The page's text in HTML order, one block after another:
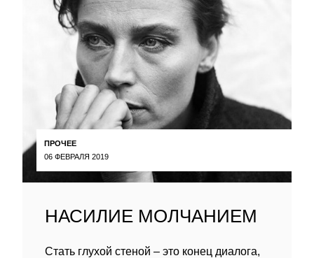
ПРОЧЕЕ
06 ФЕВРАЛЯ 2019
НАСИЛИЕ МОЛЧАНИЕМ
Стать глухой стеной – это конец диалога,